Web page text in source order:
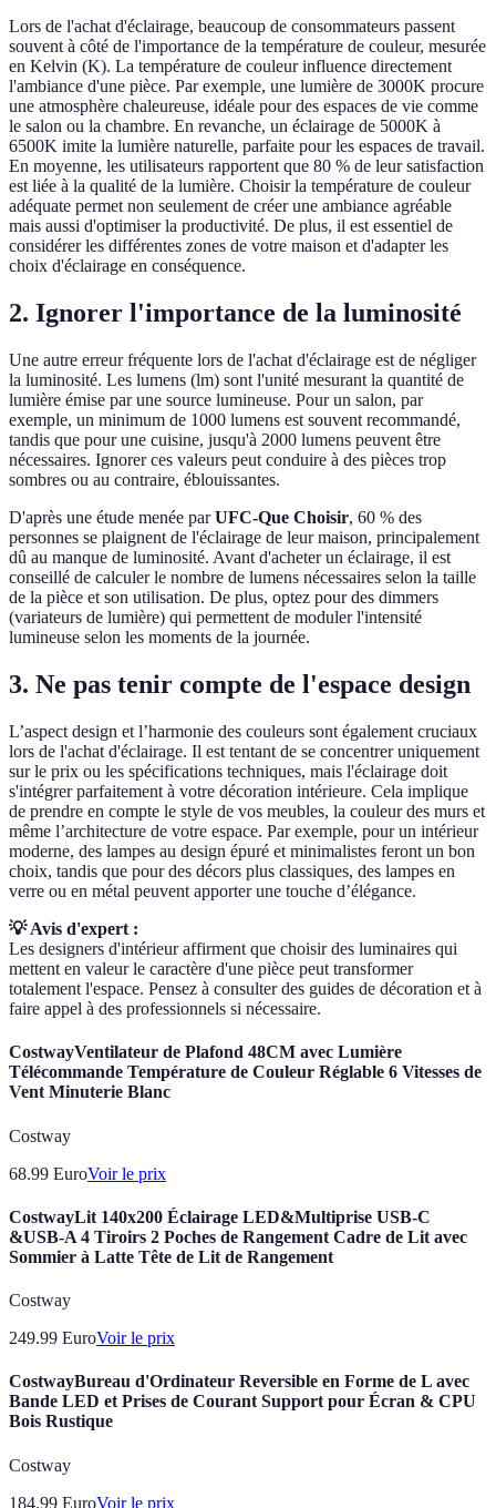
Lors de l'achat d'éclairage, beaucoup de consommateurs passent
souvent à côté de l'importance de la température de couleur, mesurée
en Kelvin (K). La température de couleur influence directement
l'ambiance d'une pièce. Par exemple, une lumière de 3000K procure
une atmosphère chaleureuse, idéale pour des espaces de vie comme
le salon ou la chambre. En revanche, un éclairage de 5000K à
6500K imite la lumière naturelle, parfaite pour les espaces de travail.
En moyenne, les utilisateurs rapportent que 80 % de leur satisfaction
est liée à la qualité de la lumière. Choisir la température de couleur
adéquate permet non seulement de créer une ambiance agréable
mais aussi d'optimiser la productivité. De plus, il est essentiel de
considérer les différentes zones de votre maison et d'adapter les
choix d'éclairage en conséquence.
2. Ignorer l'importance de la luminosité
Une autre erreur fréquente lors de l'achat d'éclairage est de négliger
la luminosité. Les lumens (lm) sont l'unité mesurant la quantité de
lumière émise par une source lumineuse. Pour un salon, par
exemple, un minimum de 1000 lumens est souvent recommandé,
tandis que pour une cuisine, jusqu'à 2000 lumens peuvent être
nécessaires. Ignorer ces valeurs peut conduire à des pièces trop
sombres ou au contraire, éblouissantes.
D'après une étude menée parUFC-Que Choisir, 60 % des
personnes se plaignent de l'éclairage de leur maison, principalement
dû au manque de luminosité. Avant d'acheter un éclairage, il est
conseillé de calculer le nombre de lumens nécessaires selon la taille
de la pièce et son utilisation. De plus, optez pour des dimmers
(variateurs de lumière) qui permettent de moduler l'intensité
lumineuse selon les moments de la journée.
3. Ne pas tenir compte de l'espace design
L’aspect design et l’harmonie des couleurs sont également cruciaux
lors de l'achat d'éclairage. Il est tentant de se concentrer uniquement
sur le prix ou les spécifications techniques, mais l'éclairage doit
s'intégrer parfaitement à votre décoration intérieure. Cela implique
de prendre en compte le style de vos meubles, la couleur des murs et
même l’architecture de votre espace. Par exemple, pour un intérieur
moderne, des lampes au design épuré et minimalistes feront un bon
choix, tandis que pour des décors plus classiques, des lampes en
verre ou en métal peuvent apporter une touche d’élégance.
💡 Avis d'expert :
Les designers d'intérieur affirment que choisir des luminaires qui
mettent en valeur le caractère d'une pièce peut transformer
totalement l'espace. Pensez à consulter des guides de décoration et à
faire appel à des professionnels si nécessaire.
CostwayVentilateur de Plafond 48CM avec Lumière
Télécommande Température de Couleur Réglable 6 Vitesses de
Vent Minuterie Blanc
Costway
68.99 EuroVoir le prix
CostwayLit 140x200 Éclairage LED&Multiprise USB-C
&USB-A 4 Tiroirs 2 Poches de Rangement Cadre de Lit avec
Sommier à Latte Tête de Lit de Rangement
Costway
249.99 EuroVoir le prix
CostwayBureau d'Ordinateur Reversible en Forme de L avec
Bande LED et Prises de Courant Support pour Écran & CPU
Bois Rustique
Costway
184.99 EuroVoir le prix